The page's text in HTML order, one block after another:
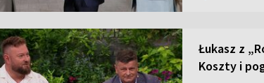
Łukasz z
Koszty i